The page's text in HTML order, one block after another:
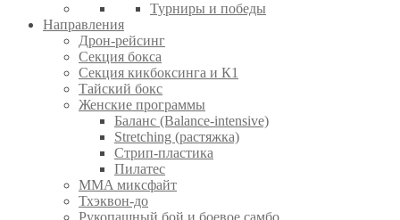
Турниры и победы
Направления
Дрон-рейсинг
Секция бокса
Секция кикбоксинга и К1
Тайский бокс
Женские программы
Баланс (Balance-intensive)
Stretching (растяжка)
Стрип-пластика
Пилатес
MMA миксфайт
Тхэквон-до
Рукопашный бой и боевое самбо